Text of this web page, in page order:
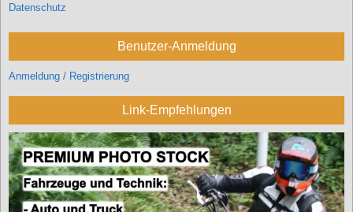
Datenschutz
Benutzer-Anmeldung
Anmeldung / Registrierung
Link-Empfehlungen